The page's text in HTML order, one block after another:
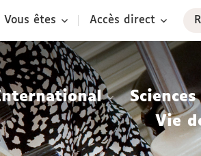
Vous êtes Accès direct
Vie